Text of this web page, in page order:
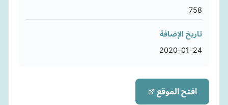
758
تاريخ الإضافة
2020-01-24
افتح الموقع